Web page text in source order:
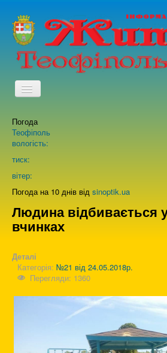
TPL_PROTOSTAR_TOGGLE_MENU
Про нас
Зворотній
Погода
Теофіполь
вологість:
тиск:
вітер:
Погода на 10 днів від sinoptik.ua
Людина відбивається
вчинках
Деталі
Категорія: №21 від 24.05.2018р.
Перегляди: 1360